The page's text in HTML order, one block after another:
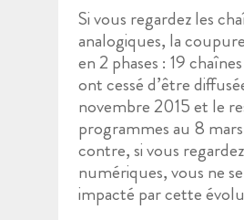
Si vous regardez les
analogiques, la
en 2 phases : 19
ont cessé d’être
novembre 2015 et le
programmes au 8
contre, si vous
numériques, vous ne
impacté par cette